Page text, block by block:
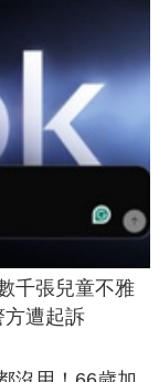
千張兒童不雅
方遭起訴